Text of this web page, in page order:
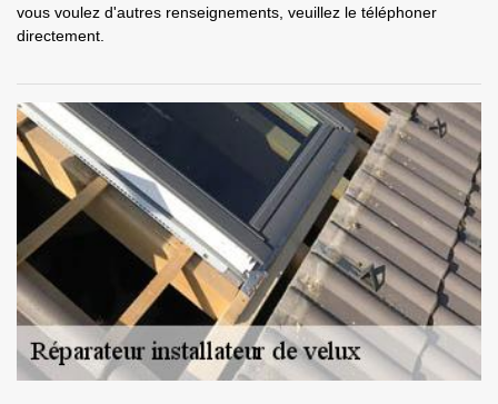
vous voulez d'autres renseignements, veuillez le téléphoner
directement.